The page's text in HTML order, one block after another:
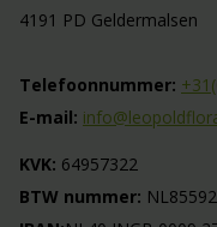
4191 PD Geldermalsen
Telefoonnummer:
E-mail:
KVK: 64957322
BTW nummer: